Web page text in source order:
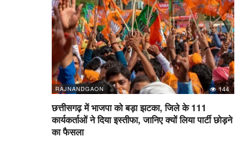
RAJNANDGAON 144
छत्तीसगढ़ में भाजपा को बड़ा झटका, जिले के 111
कार्यकर्ताओं ने दिया इस्तीफा, जानिए क्यों लिया पार्टी छोड़ने
का फैसला